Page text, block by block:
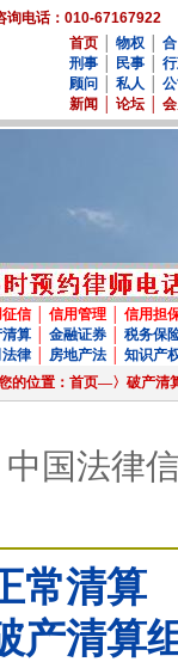
询电话：010-67167922
首页
物权
刑事
民事
顾问
私人
新闻
论坛
征信 信用管理
信用担
算 金融证券
税务保
法律 房地产法
知识产
您的位置：首页—〉破产
国法律
常清算
产清算